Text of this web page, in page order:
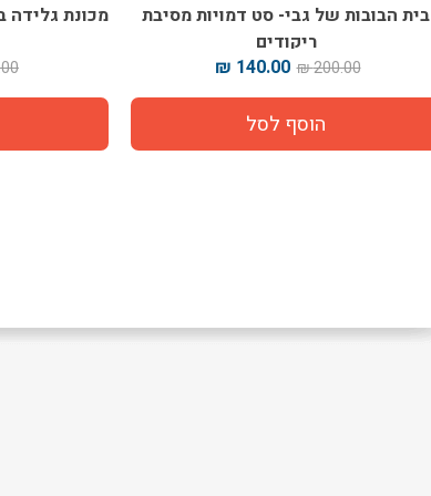
בית הבובות של גבי- סט דמויות מסיבת
ריקודים
200.00 ₪
140.00 ₪
מכונת גלידה
₪